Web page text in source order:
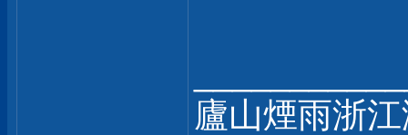
廬山煙雨浙